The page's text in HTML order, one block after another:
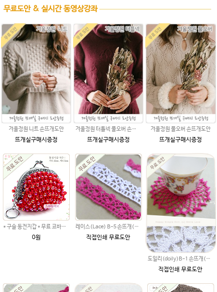
무료도안 & 실시간 동영상강좌
겨울정원 니트 손뜨개도안
뜨개실구매시증정
겨울정원 터틀넥 풀오버 손뜨개도안
뜨개실구매시증정
겨울정원 풀오버 손뜨개도안
뜨개실구매시증정
* 구슬 동전지갑 * 무료 코바늘뜨기 손뜨개 도안
0원
레이스(Lace) B-5 손뜨개(뜨개질)무료도안
직접인쇄 무료도안
도일리(doily)B-1 손뜨개(뜨개질)무료도안
직접인쇄 무료도안